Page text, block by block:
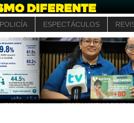
POLICÍA ESPECTÁCULOS